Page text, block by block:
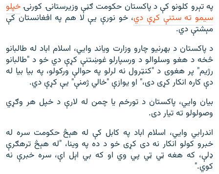
په تېرو کلونو کې د پاکستان حکومت ګڼې وزیرستانۍ کورنۍخپلو
سیمو ته ستنې کړې دي، خو نورې یې لا هم په افغانستان کې
مېشتې دي.
د پاکستان د بهرنیو چارو وزارت ویاند وايي، اسلام اباد له طالبانو
څخه د هغو وسلوالو د ورسپارلو غوښتنې کړې دي خو د "طالبانو
رژیم" پر هغوی د "کنټرول نه لرلو په حوالې ورکولو، په بیا بیا له
دې کاره انکار کړی دی،" او یوازې "خالي ژمنې" یې کړې دي.
بیان وايي، پاکستان د تورخم یا چمن له لارې د خپل هر وګړي
وصولولو ته تیار دی.
اندرابي وايي، اسلام اباد په کابل کې له هېڅ حکومت سره له
خبرو کولو انکار نه دی کړی خو د ده په وینا، "له هېڅ ترهګرې
ډلې، که هغه ټي ټي پي وي او که بي اېل اې، سره خبرې نه
کوي."